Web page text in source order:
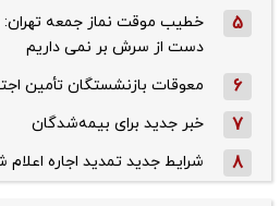
5
خطیب موقت نماز جمعه تهران:
دست از سرش بر نمی داریم
6 معوقات بازنشستگان تأمین
7 خبر جدید برای بیمه‌شدگان
8 شرایط جدید تمدید اجاره اعلام